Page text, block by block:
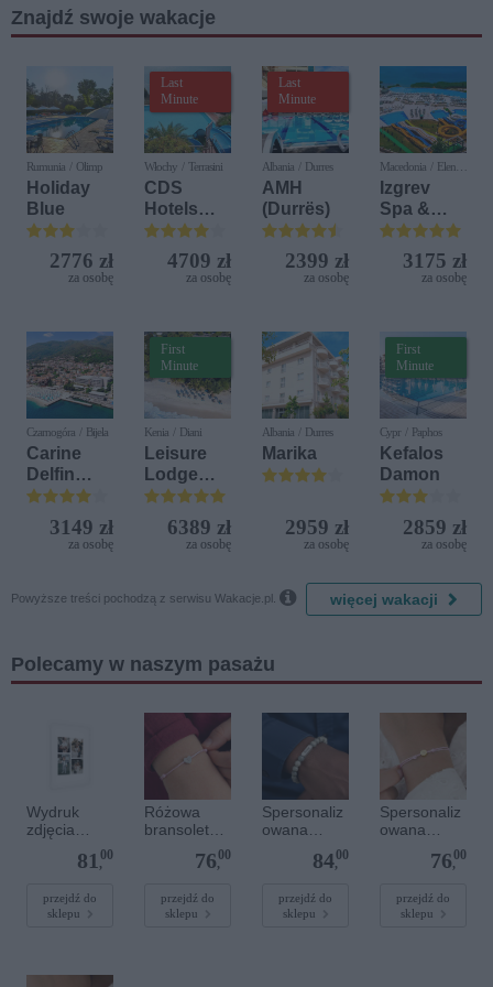
Znajdź swoje wakacje
Rumunia / Olimp
Holiday
Blue
2776 zł
za osobę
Last
Minute
Włochy / Terrasini
CDS
Hotels
Terrasini
(ex. Citta
del Mare)
4709 zł
za osobę
Last
Minute
Albania / Durres
AMH
(Durrës)
2399 zł
za osobę
Macedonia / Elen
Kamen
Izgrev
Spa &
Aquapark
3175 zł
za osobę
Czarnogóra / Bijela
Carine
Delfin
Bijela (ex.
Iberostar
Bijela
3149 zł
za osobę
First
Minute
Kenia / Diani
Leisure
Lodge
Beach &
Golf
Resort by
Diamonds
6389 zł
za osobę
Albania / Durres
Marika
2959 zł
za osobę
First
Minute
Cypr / Paphos
Kefalos
Damon
2859 zł
za osobę
Powyższe treści pochodzą z serwisu Wakacje.pl.  więcej wakacji
Polecamy w naszym pasażu
Wydruk
zdjęcia
plakatu - 50
x 70 cm81 ,
00
przejdź do
sklepu
Różowa
bransoletka
dla dzieci -
owana -
Srebrne
76,
00
przejdź do
sklepu
Spersonaliz
owana
bransoletka
szlachetnym
i - Szary - M
84,
00
przejdź do
sklepu
Spersonaliz
owana
bransoletka
sznurkowa -
Złote kółko
76,
00
przejdź do
sklepu